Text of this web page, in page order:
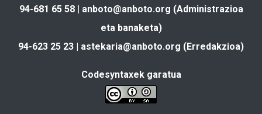
94-681 65 58 | anboto@anboto.org (Administrazioa
eta banaketa)
94-623 25 23 | astekaria@anboto.org (Erredakzioa)
Codesyntaxek garatua